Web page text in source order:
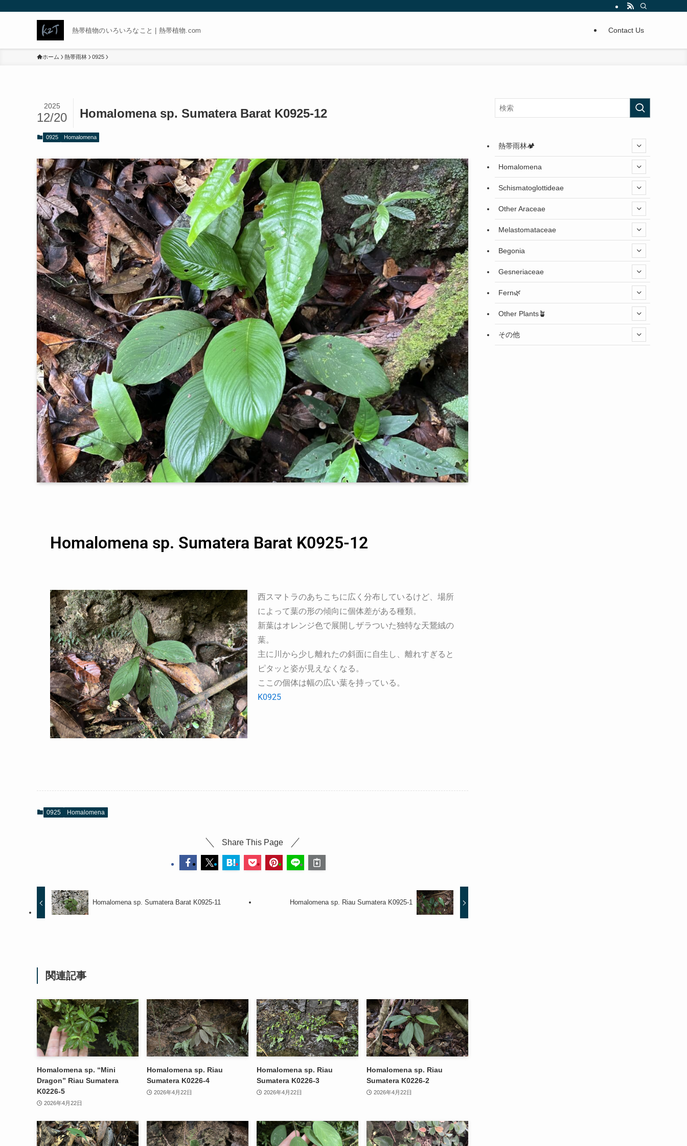
熱帯植物のいろいろなこと | 熱帯植物.com Contact Us
ホーム 熱帯雨林 0925
Homalomena sp. Sumatera Barat K0925-12
2025
12/20
0925 Homalomena
Homalomena sp. Sumatera Barat K0925-12
西スマトラのあちこちに広く分布しているけど、場所
によって葉の形の傾向に個体差がある種類。
新葉はオレンジ色で展開しザラついた独特な天鵞絨の
葉。
主に川から少し離れたの斜面に自生し、離れすぎると
ピタッと姿が見えなくなる。
ここの個体は幅の広い葉を持っている。
K0925
0925 Homalomena
Share This Page
Homalomena sp. Sumatera Barat K0925-11 Homalomena sp. Riau Sumatera K0925-1
関連記事
Homalomena sp. “Mini
Dragon” Riau Sumatera
K0226-5
2026年4月22日
Homalomena sp. Riau
Sumatera K0226-4
2026年4月22日
Homalomena sp. Riau
Sumatera K0226-3
2026年4月22日
Homalomena sp. Riau
Sumatera K0226-2
2026年4月22日
熱帯雨林🏕️
Homalomena
Schismatoglottideae
Other Araceae
Melastomataceae
Begonia
Gesneriaceae
Fern🌿
Other Plants🪴
その他